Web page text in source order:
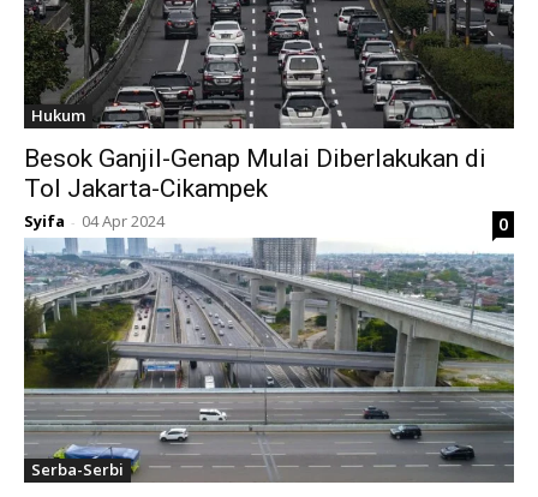
Hukum
Besok Ganjil-Genap Mulai Diberlakukan di
Tol Jakarta-Cikampek
Syifa - 04 Apr 2024 0
Serba-Serbi